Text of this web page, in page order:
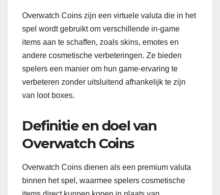
Overwatch Coins zijn een virtuele valuta die in het
spel wordt gebruikt om verschillende in-game
items aan te schaffen, zoals skins, emotes en
andere cosmetische verbeteringen. Ze bieden
spelers een manier om hun game-ervaring te
verbeteren zonder uitsluitend afhankelijk te zijn
van loot boxes.
Definitie en doel van
Overwatch Coins
Overwatch Coins dienen als een premium valuta
binnen het spel, waarmee spelers cosmetische